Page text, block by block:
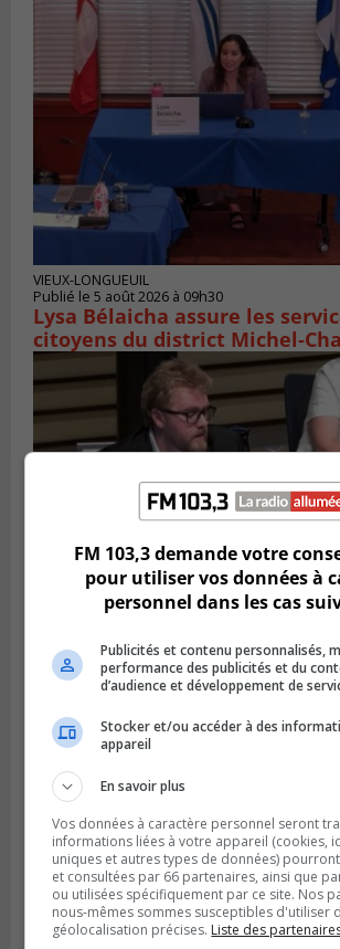
VIEUX-LONGUEUIL
Publié le 5 août 2026 à 09h30
Lysa Bélaicha assure les
citoyens du district
Publié le 4 août 2026 à 08h28
Longueuil demande de
élection partielle
FM 103,3 demande votre
pour utiliser vos données à
personnel dans les cas
Publicités et contenu personnalisés,
performance des publicités et du
d’audience et développement de
Stocker et/ou accéder à des
appareil
En savoir plus
Vos données à caractère personnel seront
informations liées à votre appareil (cookies,
uniques et autres types de données)
et consultées par 66 partenaires, ainsi que
ou utilisées spécifiquement par ce site. Nos
nous-mêmes sommes susceptibles d'utiliser
géolocalisation précises. Liste des